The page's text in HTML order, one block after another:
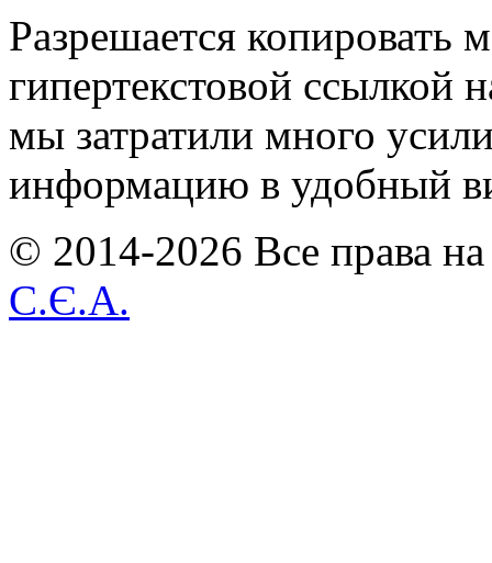
Разрешается копировать
гипертекстовой ссылкой
мы затратили много
информацию в удобный
© 2014-2026 Все права
С.Є.А.